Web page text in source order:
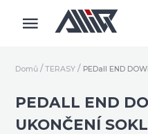
Domů TERASY PEDall END
PEDALL END
UKONČENÍ